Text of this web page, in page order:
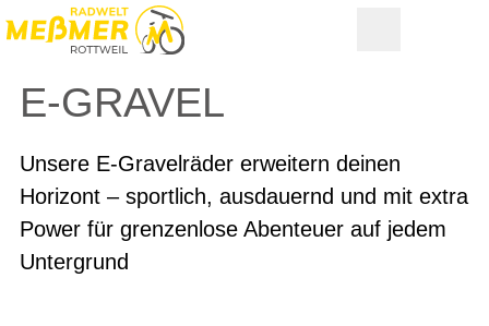
E-GRAVEL
Unsere E-Gravelräder erweitern deinen
Horizont – sportlich, ausdauernd und mit extra
Power für grenzenlose Abenteuer auf jedem
Untergrund